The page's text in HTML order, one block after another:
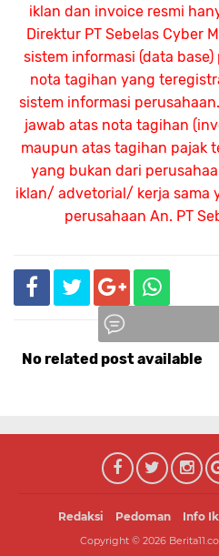
iklan dan invoice resmi
Direktur PT Sebelas Cyber
sistem informasi (data
nota tagihan yang
sistem informasi
jawab atas nota tagihan
maupun atas tagihan pajak
yang bukan dari
iklan/ advetorial/ kerja sama
perusahaan An. PT
No related post available
Redaksi Pedoman Info
Copyright © 2026